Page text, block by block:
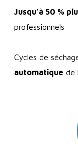
Jusqu’à 50 %
professionnels
Cycles de
automatique de